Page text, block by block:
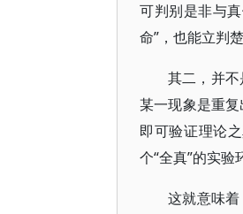
可判别是非与
命”，也能立判
其二，并
某一现象是重
即可验证理论
个“全真”的实验
这就意味